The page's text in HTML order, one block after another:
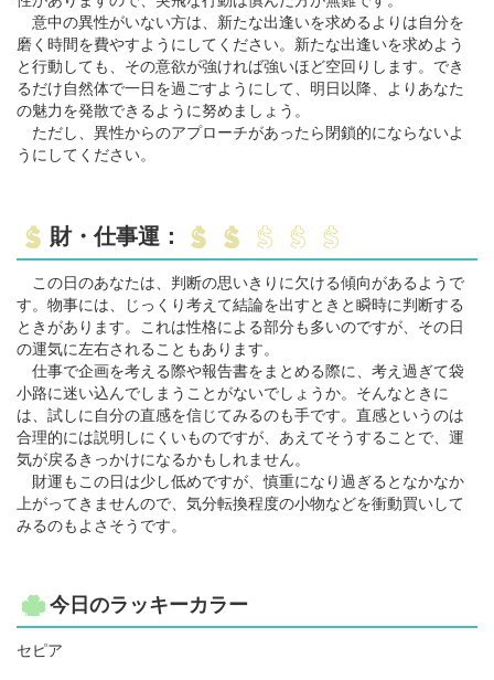
意中の異性がいない方は、新たな出逢いを求めるよりは自分を
磨く時間を費やすようにしてください。新たな出逢いを求めよう
と行動しても、その意欲が強ければ強いほど空回りします。でき
るだけ自然体で一日を過ごすようにして、明日以降、よりあなた
の魅力を発散できるように努めましょう。
ただし、異性からのアプローチがあったら閉鎖的にならないよ
うにしてください。
財・仕事運：
この日のあなたは、判断の思いきりに欠ける傾向があるようで
す。物事には、じっくり考えて結論を出すときと瞬時に判断する
ときがあります。これは性格による部分も多いのですが、その日
の運気に左右されることもあります。
仕事で企画を考える際や報告書をまとめる際に、考え過ぎて袋
小路に迷い込んでしまうことがないでしょうか。そんなときに
は、試しに自分の直感を信じてみるのも手です。直感というのは
合理的には説明しにくいものですが、あえてそうすることで、運
気が戻るきっかけになるかもしれません。
財運もこの日は少し低めですが、慎重になり過ぎるとなかなか
上がってきませんので、気分転換程度の小物などを衝動買いして
みるのもよさそうです。
今日のラッキーカラー
セピア